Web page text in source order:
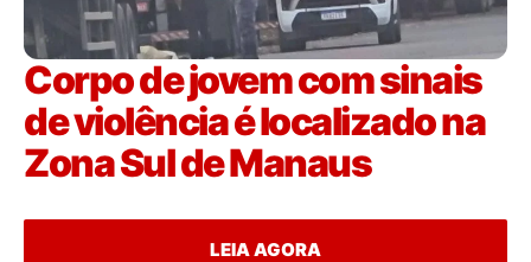
Corpo de jovem com sinais
de violência é localizado na
Zona Sul de Manaus
LEIA AGORA